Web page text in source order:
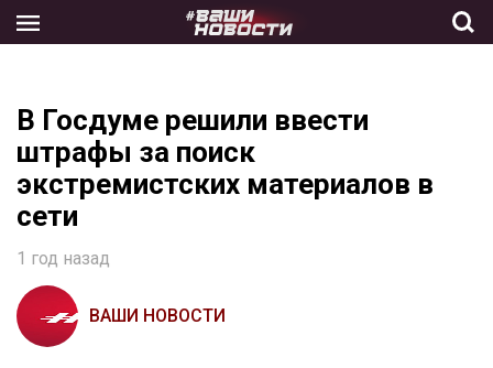
the
В Госдуме решили ввести
штрафы за поиск
экстремистских материалов в
сети
1 год назад
ВАШИ НОВОСТИ